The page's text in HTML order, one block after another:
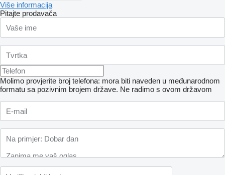
Više informacija
Pitajte prodavača
Molimo provjerite broj telefona: mora biti naveden u međunarodnom
formatu sa pozivnim brojem države. Ne radimo s ovom državom